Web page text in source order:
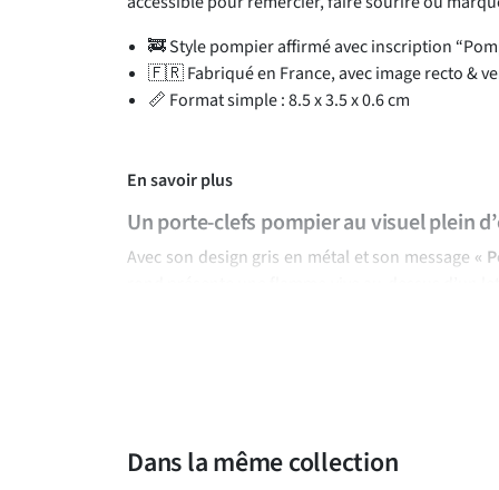
🚒 Style pompier affirmé avec inscription
🇫🇷 Fabriqué en France, avec image recto &
📏 Format simple : 8.5 x 3.5 x 0.6 cm
En savoir plus
Un porte-clefs pompier au visuel plein
Avec son design gris en métal et son message «
passionné par cet univers. Pratique et facile à
Dans la même collection